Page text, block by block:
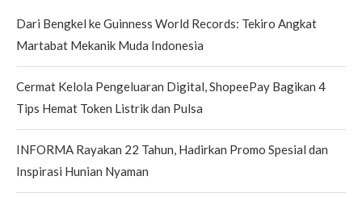
Dari Bengkel ke Guinness World Records: Tekiro Angkat
Martabat Mekanik Muda Indonesia
Cermat Kelola Pengeluaran Digital, ShopeePay Bagikan 4
Tips Hemat Token Listrik dan Pulsa
INFORMA Rayakan 22 Tahun, Hadirkan Promo Spesial dan
Inspirasi Hunian Nyaman